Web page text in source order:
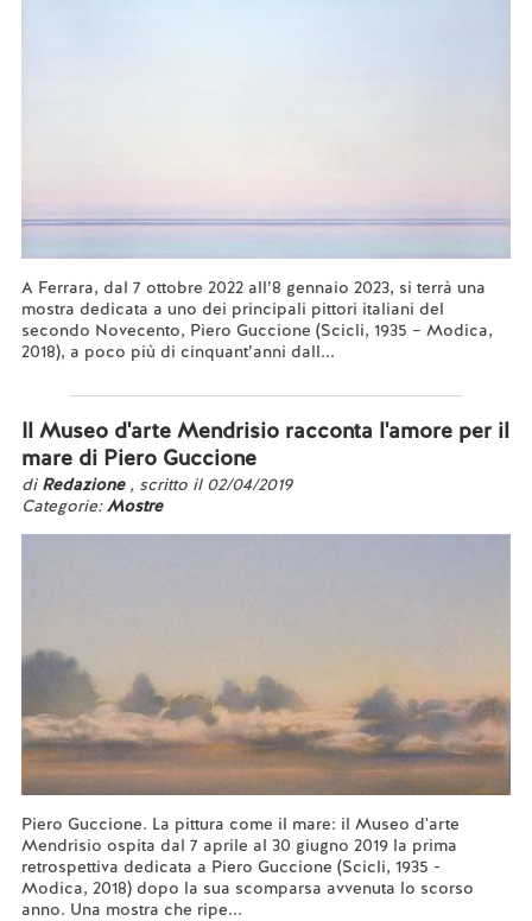
A Ferrara, dal 7 ottobre 2022 all’8 gennaio 2023, si terrà una
mostra dedicata a uno dei principali pittori italiani del
secondo Novecento, Piero Guccione (Scicli, 1935 – Modica,
2018), a poco più di cinquant’anni dall...
Il Museo d'arte Mendrisio racconta l'amore per il
mare di Piero Guccione
di Redazione , scritto il 02/04/2019
Categorie:Mostre
Piero Guccione. La pittura come il mare: il Museo d'arte
Mendrisio ospita dal 7 aprile al 30 giugno 2019 la prima
retrospettiva dedicata a Piero Guccione (Scicli, 1935 -
Modica, 2018) dopo la sua scomparsa avvenuta lo scorso
anno. Una mostra che ripe...